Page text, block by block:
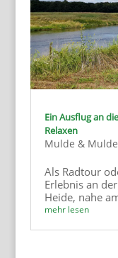
Ein Ausflug an
Relaxen
Mulde &
Als Radtour
Erlebnis an
Heide, nahe
mehr lesen